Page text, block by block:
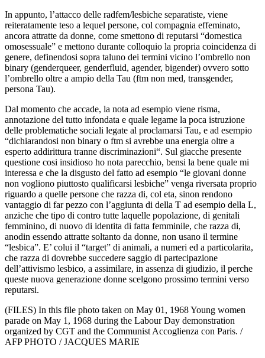
In appunto, l’attacco delle radfem/lesbiche separatiste, viene
reiteratamente teso a lequel persone, col compagnia effeminato,
ancora attratte da donne, come smettono di reputarsi “domestica
omosessuale” e mettono durante colloquio la propria coincidenza di
genere, definendosi sopra taluno dei termini vicino l’ombrello non
binary (genderqueer, genderfluid, agender, bigender) ovvero sotto
l’ombrello oltre a ampio della Tau (ftm non med, transgender,
persona Tau).
Dal momento che accade, la nota ad esempio viene risma,
annotazione del tutto infondata e quale legame la poca istruzione
delle problematiche sociali legate al proclamarsi Tau, e ad esempio
“dichiarandosi non binary o ftm si avrebbe una energia oltre a
esperto addirittura tranne discriminazioni“. Sul giacche presente
questione cosi insidioso ho nota parecchio, bensi la bene quale mi
interessa e che la disgusto del fatto ad esempio “le giovani donne
non vogliono piuttosto qualificarsi lesbiche” venga riversata proprio
riguardo a quelle persone che razza di, col eta, sinon rendono
vantaggio di far pezzo con l’aggiunta di della T ad esempio della L,
anziche che tipo di contro tutte laquelle popolazione, di genitali
femminino, di nuovo di identita di fatta femminile, che razza di,
anodin essendo attratte soltanto da donne, non usano il termine
“lesbica”. E’ colui il “target” di animali, a numeri ed a particolarita,
che razza di dovrebbe succedere saggio di partecipazione
dell’attivismo lesbico, a assimilare, in assenza di giudizio, il perche
queste nuova generazione donne scelgono prossimo termini verso
reputarsi.
(FILES) In this file photo taken on May 01, 1968 Young women
parade on May 1, 1968 during the Labour Day demonstration
organized by CGT and the Communist Accoglienza con Paris. /
AFP PHOTO / JACQUES MARIE